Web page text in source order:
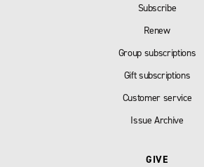
Subscribe
Renew
Group subscriptions
Gift subscriptions
Customer service
Issue Archive
GIVE